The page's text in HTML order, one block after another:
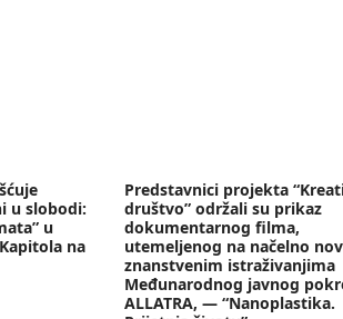
u slobodi:
u
na
Predstavnici projekta
društvo” održali su prikaz
dokumentarnog filma,
utemeljenog na načelno
znanstvenim istraživanjima
Međunarodnog javnog
ALLATRA, — “Nanoplastika.